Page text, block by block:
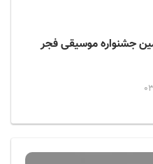
جشنواره موسیقی فجر